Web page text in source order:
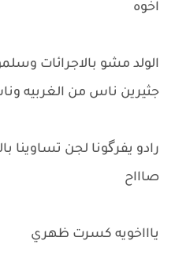
اخوه
الولد مشو بالاجرائات
جثيرين ناس من الغربيه
رادو يفرگونا لجن
صاااح
ياااخويه كسرت ظهري